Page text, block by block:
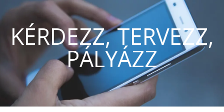
KÉRDEZZ, TERVEZZ,
PÁLYÁZZ